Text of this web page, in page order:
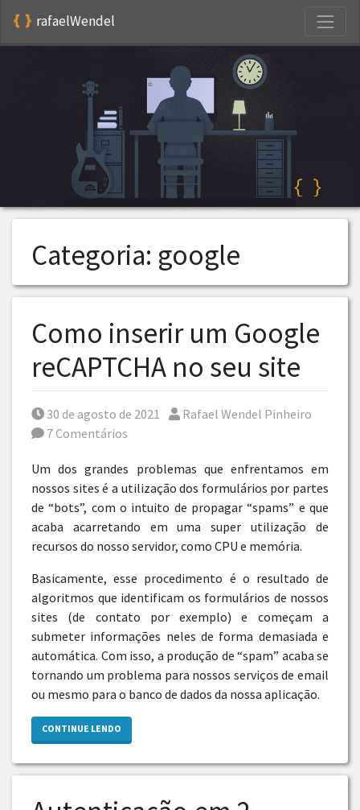
rafaelWendel
Categoria: google
Como inserir um Google
reCAPTCHA no seu site
Posted on
30 de agosto de 2021 Por
Rafael Wendel Pinheiro
7 Comentários
Um dos grandes problemas que enfrentamos em
nossos sites é a utilização dos formulários por partes
de “bots”, com o intuito de propagar “spams” e que
acaba acarretando em uma super utilização de
recursos do nosso servidor, como CPU e memória.
Basicamente, esse procedimento é o resultado de
algoritmos que identificam os formulários de nossos
sites (de contato por exemplo) e começam a
submeter informações neles de forma demasiada e
automática. Com isso, a produção de “spam” acaba se
tornando um problema para nossos serviços de email
ou mesmo para o banco de dados da nossa aplicação.
CONTINUE LENDO